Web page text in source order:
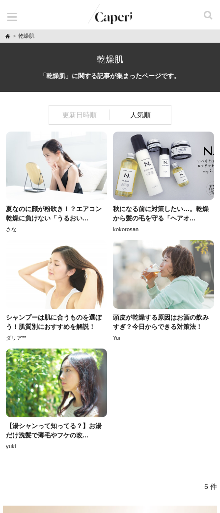
H
o
乾燥肌
乾燥肌
「乾燥肌」に関する記事が集まったページです。
更新日時順 人気順
夏なのに顔が粉吹き！？エアコン
乾燥に負けない「うるおい...
さな
秋になる前に対策したい…。乾燥
から髪の毛を守る「ヘアオ...
kokorosan
シャンプーは肌に合うものを選ぼ
う！肌質別におすすめを解説！
ダリア**
頭皮が乾燥する原因はお酒の飲み
すぎ？今日からできる対策法！
Yui
【湯シャンって知ってる？】お湯
だけ洗髪で薄毛やフケの改...
yuki
5 件